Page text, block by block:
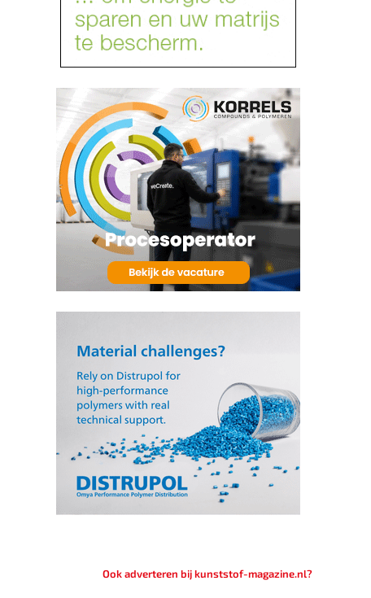
Ook adverteren bij kunststof-magazine.nl?